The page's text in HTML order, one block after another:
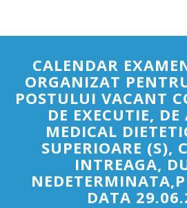
CALENDAR
ORGANIZAT
POSTULUI VACANT
DE EXECUTIE, DE
MEDICAL
SUPERIOARE (S),
INTREAGA,
DATA